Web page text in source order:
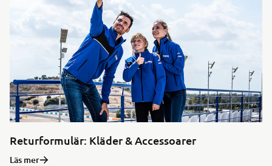
Returformulär: Kläder & Accessoarer
Läs mer